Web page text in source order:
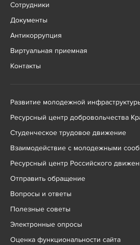
Сотрудники
Документы
Антикоррупция
Виртуальная приемная
Контакты
Развитие молодежной
Ресурсный центр добровольчества
Студенческое трудовое движение
Взаимодействие с молодежными
Ресурсный центр Российского
Отправить обращение
Вопросы и ответы
Полезные советы
Электронные опросы
Оценка функциональности сайта